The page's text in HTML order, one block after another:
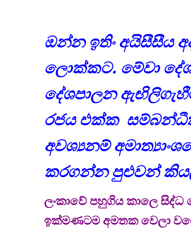
ඔන්න ඉතිං අයිසීසීය
ලොක්කට. මේවා
දේශපාලන
රජය එක්ක
අවශ්‍යනම්
කරගන්න පුළුවන්
ලංකාවේ පහුගිය කාලෙ
ඉක්මණටම අමතක වෙලා